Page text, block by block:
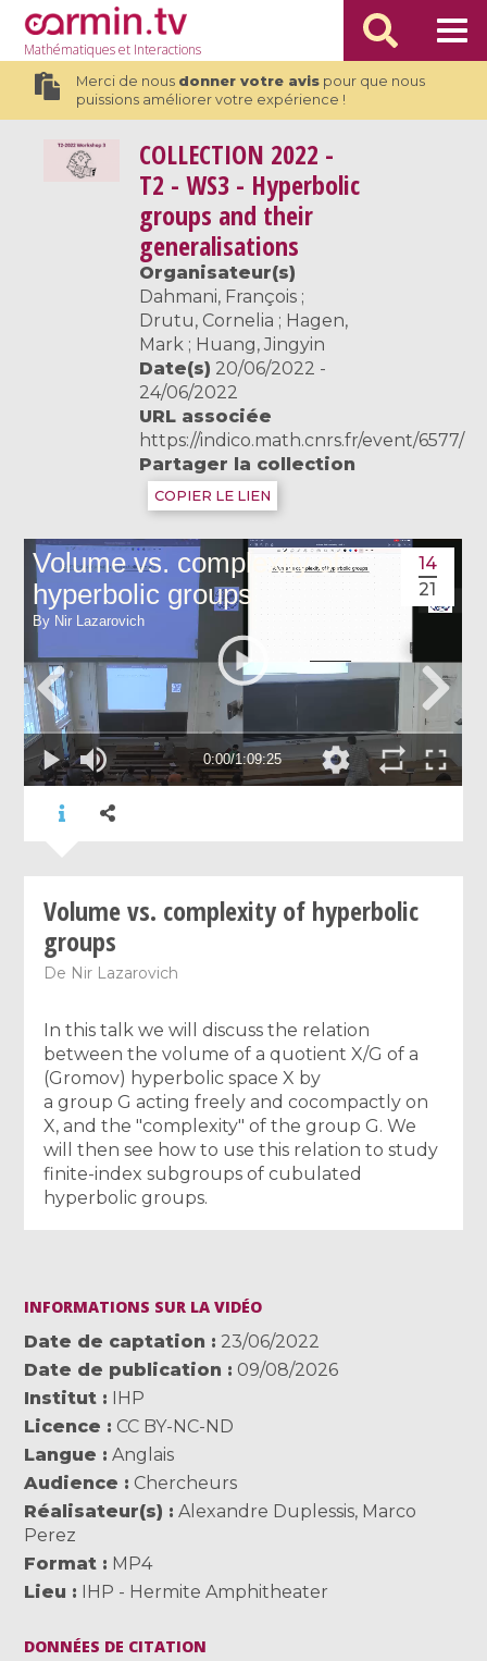
Mathématiqueset Interactions
Merci de nous donner votre avispour que nous
puissions améliorer votre expérience !
COLLECTION 2022 -
T2 - WS3 - Hyperbolic
groups and their
generalisations
Organisateur(s)
Dahmani, François ;
Drutu, Cornelia ; Hagen,
Mark ; Huang, Jingyin
Date(s) 20/06/2022 -
24/06/2022
URL associée
https://indico.math.cnrs.fr/event/6577/
Partager la collection
COPIER LE LIEN
14
21
Volume vs. complexity of hyperbolic
groups
De Nir Lazarovich
In this talk we will discuss the relation
between the volume of a quotient X/G of a
(Gromov) hyperbolic space X by
a group G acting freely and cocompactly on
X, and the "complexity" of the group G. We
will then see how to use this relation to study
finite-index subgroups of cubulated
hyperbolic groups.
INFORMATIONS SUR LA VIDÉO
Date de captation
23/06/2022
Date de publication
09/08/2026
Institut
IHP
Licence
CC BY-NC-ND
Langue
Anglais
Audience
Chercheurs
Réalisateur(s)
Alexandre Duplessis, Marco
Perez
Format
MP4
Lieu
IHP - Hermite Amphitheater
DONNÉES DE CITATION